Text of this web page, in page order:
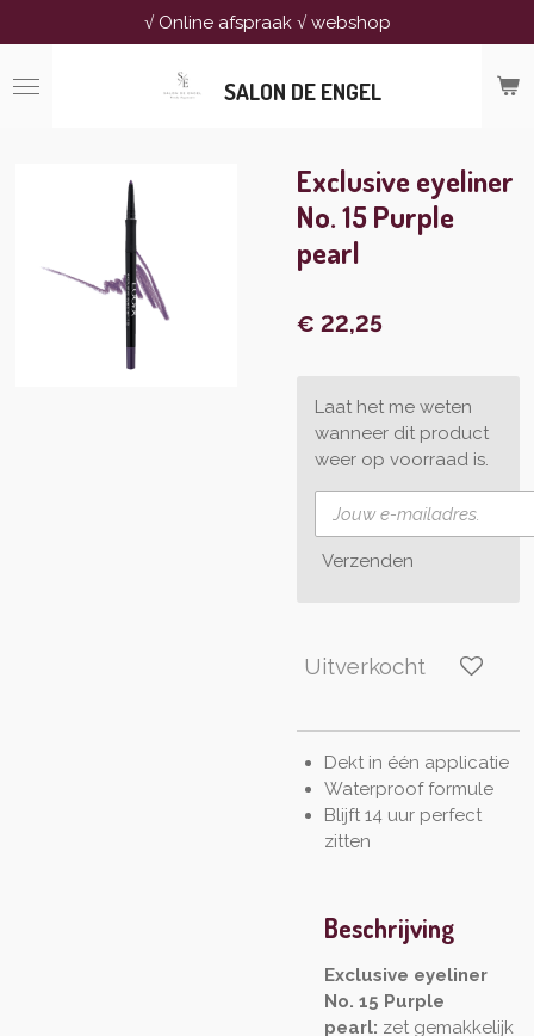
direct
naar
SALON DE ENGEL
√ Online afspraak √ webshop
Exclusive eyeliner
No. 15 Purple
pearl
€ 22,25
Laat het me weten
wanneer dit product
weer op voorraad is.
Verzenden
Uitverkocht
Dekt in één applicatie
Waterproof formule
Blijft 14 uur perfect
zitten
Beschrijving
Exclusive eyeliner
No. 15 Purple
pearl: zet gemakkelijk